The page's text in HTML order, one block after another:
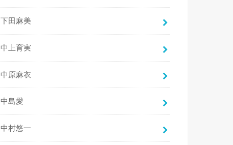
下田麻美
中上育実
中原麻衣
中島愛
中村悠一